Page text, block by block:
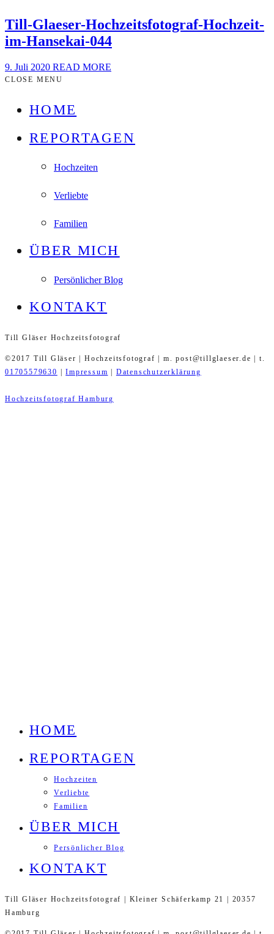
Till-Glaeser-Hochzeitsfotograf-Hochzeit-
im-Hansekai-044
9. Juli 2020 READ MORE
CLOSE MENU
HOME
REPORTAGEN
Hochzeiten
Verliebte
Familien
ÜBER MICH
Persönlicher Blog
KONTAKT
Till Gläser Hochzeitsfotograf
©2017 Till Gläser | Hochzeitsfotograf | m. post@tillglaeser.de | t.
01705579630
|Impressum Datenschutzerklärung
Hochzeitsfotograf Hamburg
HOME
REPORTAGEN
Hochzeiten
Verliebte
Familien
ÜBER MICH
Persönlicher Blog
KONTAKT
Till Gläser Hochzeitsfotograf | Kleiner Schäferkamp 21 | 20357
Hamburg